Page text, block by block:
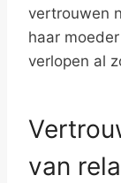
vertrouwen
haar
verlopen al
van